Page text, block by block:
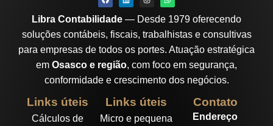
Libra Contabilidade — Desde 1979 oferecendo
soluções contábeis, fiscais, trabalhistas e consultivas
para empresas de todos os portes. Atuação estratégica
em Osasco e região, com foco em segurança,
conformidade e crescimento dos negócios.
Links úteis
Cálculos de
Links úteis
Micro e pequena
Contato
Endereço